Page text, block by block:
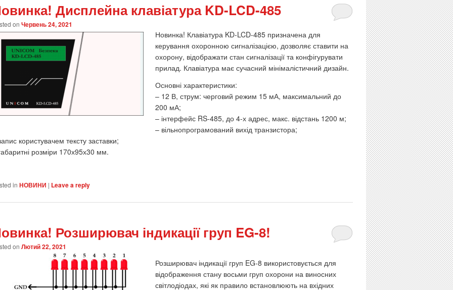
Дисплейна клавіатура KD-LCD-485
on Червень 24, 2021
Новинка! Клавіатура KD-LCD-485 призначена для
керування охоронною сигналізацією, дозволяє ставити на
охорону, відображати стан сигналізації та конфігурувати
прилад. Клавіатура має сучасний мінімалістичний дизайн.
Основні характеристики:
– 12 В, струм: черговий режим 15 мА, максимальний до
200 мА;
– інтерфейс RS-485, до 4-х адрес, макс. відстань 1200 м;
– вільнопрограмований вихід транзистора;
користувачем тексту заставки;
розміри 170х95х30 мм.
in НОВИНИ | Leave a reply
Розширювач індикації груп EG-8!
on Лютий 22, 2021
Розширювач індикації груп EG-8 використовується для
відображення стану восьми груп охорони на виносних
світлодіодах, які як правило встановлюють на вхідних